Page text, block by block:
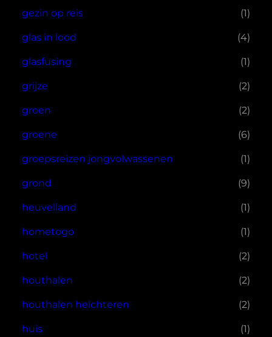
gezin op reis (1)
glas in lood (4)
glasfusing (1)
grijze (2)
groen (2)
groene (6)
groepsreizen jongvolwassenen (1)
grond (9)
heuvelland (1)
hometogo (1)
hotel (2)
houthalen (2)
houthalen helchteren (2)
huis (1)